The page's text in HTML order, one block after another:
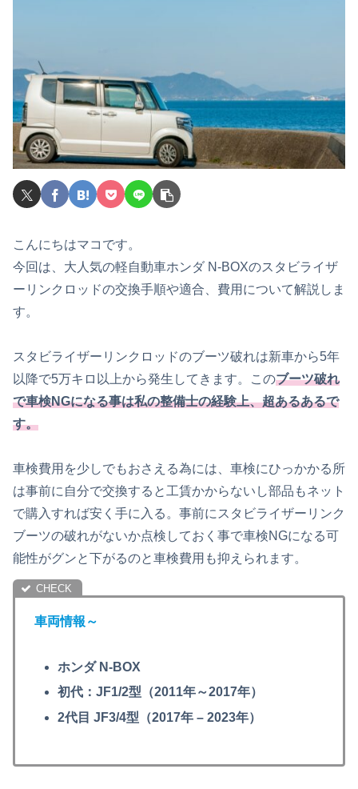
こんにちはマコです。
今回は、大人気の軽自動車ホンダ N-BOXのスタビライザ
ーリンクロッドの交換手順や適合、費用について解説しま
す。
スタビライザーリンクロッドのブーツ破れは新車から5年
以降で5万キロ以上から発生してきます。このブーツ破れ
で車検NGになる事は私の整備士の経験上、超あるあるで
す。
車検費用を少しでもおさえる為には、車検にひっかかる所
は事前に自分で交換すると工賃かからないし部品もネット
で購入すれば安く手に入る。事前にスタビライザーリンク
ブーツの破れがないか点検しておく事で車検NGになる可
能性がグンと下がるのと車検費用も抑えられます。
車両情報～
ホンダ N-BOX
初代：JF1/2型（2011年～2017年）
2代目 JF3/4型（2017年 – 2023年）